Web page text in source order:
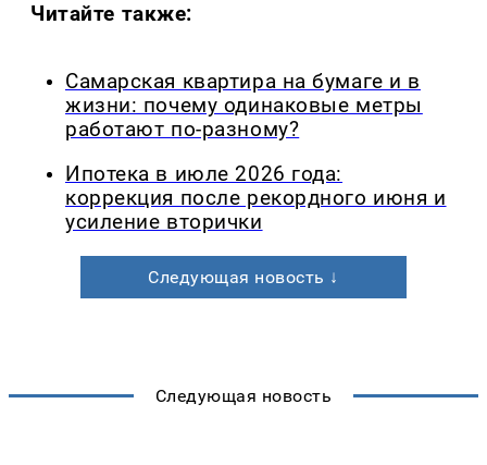
Читайте также:
Самарская квартира на бумаге и в
жизни: почему одинаковые метры
работают по-разному?
Ипотека в июле 2026 года:
коррекция после рекордного июня и
усиление вторички
Следующая новость ↓
Следующая новость